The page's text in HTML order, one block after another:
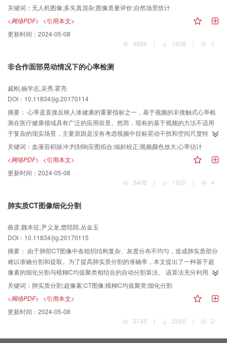
离度量评价模型，提出多失真混杂的无人机图像质量盲评价方法。 从图像的结
构性、信息完整性和颜色性3个不同的角度研究并提取了与无人机图像质量敏感
的特征因子集；以实拍标准测绘图像库为原始图像获得MVG特性参数作为度量
基准解决了盲评价中缺乏训练集的问题；构建了以实飞图像为样本的无人机图
像质量数据库（UAV image set），为相关问题的研究提供数据集和评价参考。
进行了对比实验。相比较其他经典算法，本文算法的主客观一致性较高，达到
及单特征对图像的评价结果，证明算法选择的图像块大小和图像特征符合质量
评价的需要。 针对无人机图像所包含的多失真构建质量评价综合模型，该模型
可满足无人机图像质量需求。
关键词： 无人机图像;多失真混杂;图像质量评价;自然场景统计
<网络PDF> <引用本文>
更新时间： 2024-05-08
4889
| 1928 | 1
非合作面部晃动情况下的心率检测
戚刚,杨学志,吴秀,霍亮
DOI：10.11834/jig.20170114
摘要： 心率是直接反映人体健康的重要指标之一，基于视频的非接触式心率检
测在医疗健康领域具有广泛的应用前景。然而，现有的基于视频的方法不适用
于复杂的现实场景，主要原因是没有考虑视频中目标晃动干扰和空间尺度特
征，使得血液容积脉冲信号提取不准确，检测精度不尽人意。为了克服以上缺
陷，提出一种抗人脸晃动干扰的非接触式心率检测方法。 本文方法主要包含3个
步骤：首先，针对目标晃动干扰人脸区域选择的问题，利用判别响应图拟合检
测参考图像的人脸区域及主要器官特征点，在人脸跟踪时首次引入倾斜校正思
想，输出晃动干扰抑制后的人脸视频；然后，结合空间尺度的差异，采用颜色
冲信号；最后，考虑到小样本问题，通过傅里叶系数迭代插值的频域分析方法
心率检测结果进行定量分析，本文方法在两种情况下的准确率分别为97.84%和
97.30%，与经典和最新的方法相比，合作情况准确率提升大于1%，非合作情
况准确率提升大于7%，表现了出色的性能。 提出了一种基于人脸视频处理的心
率检测方法，通过有效分析人脸的晃动干扰和尺度特性，提取到干净的血液容
积脉冲信号，提高了心率检测的精度和鲁棒性。
关键词： 血液容积脉冲;判别响应图拟合;倾斜校正;视频颜色放大;心率估计
<网络PDF> <引用本文>
更新时间： 2024-05-08
5406
| 1935 | 4
肺实质CT图像细化分割
曲彦,魏本征,尹义龙,楚陪陪,丛金玉
DOI：10.11834/jig.20170115
摘要： 由于肺部CT图像中各组织结构复杂、灰度分布不均匀，造成肺实质部分
难以准确分割和提取。为了提高肺实质分割的准确率，本文提出了一种基于超
像素的细化分割与模糊C均值聚类相结合的自动分割算法。 该算法充分利用肺
部CT图像的灰度、纹理特征，同时为了正确标记超像素的分类，引入一种空间
邻域信息来增强空间约束进而有效地解决灰度不均匀的问题，它能够对肺实质
进行分割并除去其周围的主血管，然后利用形态学知识去除肺部的分支血管。
在临床患有四类疾病的患者CT图像数据集上采用改进的图像特征，使得肺实质
分割的准确率提高了0.8%。同时，算法准确率提高到99.46%。 实验结果表
关键词： 肺实质分割;超像素;CT图像;模糊C均值聚类;细化分割
<网络PDF> <引用本文>
更新时间： 2024-05-08
9745
| 2266 | 2